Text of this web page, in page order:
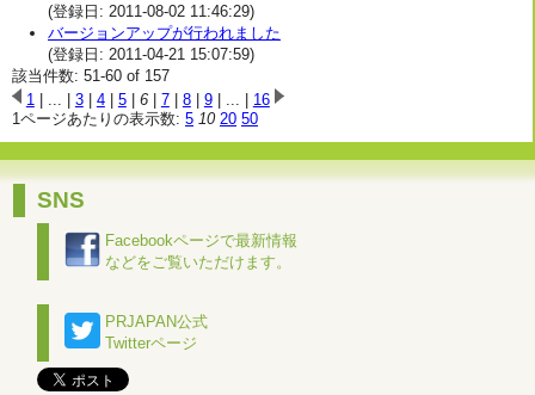
(登録日: 2011-08-02 11:46:29)
バージョンアップが行われました
(登録日: 2011-04-21 15:07:59)
該当件数: 51-60 of 157
1| ... | 3| 4| 5| 6| 7| 8| 9| ... | 16
1ページあたりの表示数: 5 10 20 50
SNS
Facebookページで最新情報
などをご覧いただけます。
PRJAPAN公式
Twitterページ